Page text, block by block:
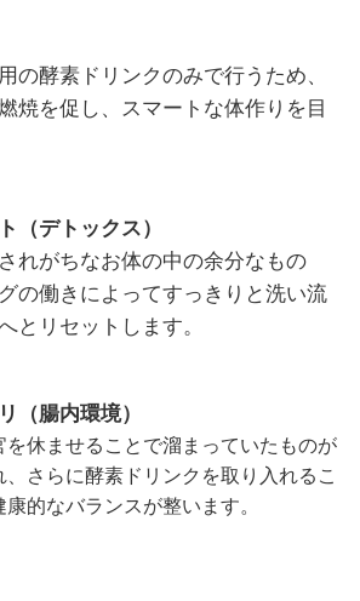
の酵素ドリンクのみで行うため、
焼を促し、スマートな体作りを目
（デトックス）
れがちなお体の中の余分なもの
の働きによってすっきりと洗い流
とリセットします。
（腸内環境）
を休ませることで溜まっていたものが
さらに酵素ドリンクを取り入れるこ
的なバランスが整います。